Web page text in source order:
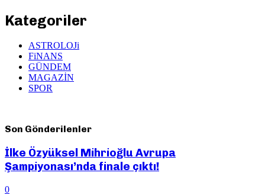
Kategoriler
ASTROLOJi
FiNANS
GÜNDEM
MAGAZİN
SPOR
Son Gönderilenler
İlke Özyüksel Mihrioğlu Avrupa
Şampiyonası’nda finale çıktı!
0